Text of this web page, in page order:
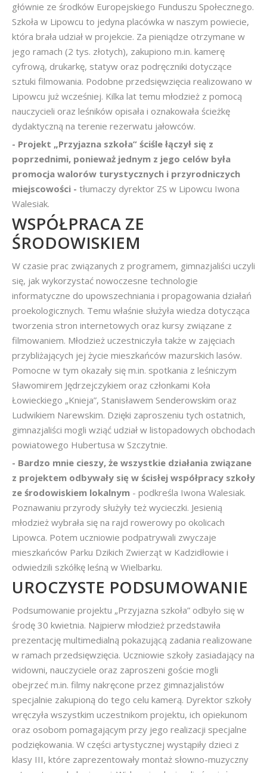
głównie ze środków Europejskiego Funduszu Społecznego.
Szkoła w Lipowcu to jedyna placówka w naszym powiecie,
która brała udział w projekcie. Za pieniądze otrzymane w
jego ramach (2 tys. złotych), zakupiono m.in. kamerę
cyfrową, drukarkę, statyw oraz podręczniki dotyczące
sztuki filmowania. Podobne przedsięwzięcia realizowano w
Lipowcu już wcześniej. Kilka lat temu młodzież z pomocą
nauczycieli oraz leśników opisała i oznakowała ścieżkę
dydaktyczną na terenie rezerwatu jałowców.
- Projekt „Przyjazna szkoła” ściśle łączył się z
poprzednimi, ponieważ jednym z jego celów była
promocja walorów turystycznych i przyrodniczych
miejscowości - tłumaczy dyrektor ZS w Lipowcu Iwona
Walesiak.
WSPÓŁPRACA ZE
ŚRODOWISKIEM
W czasie prac związanych z programem, gimnazjaliści uczyli
się, jak wykorzystać nowoczesne technologie
informatyczne do upowszechniania i propagowania działań
proekologicznych. Temu właśnie służyła wiedza dotycząca
tworzenia stron internetowych oraz kursy związane z
filmowaniem. Młodzież uczestniczyła także w zajęciach
przybliżających jej życie mieszkańców mazurskich lasów.
Pomocne w tym okazały się m.in. spotkania z leśniczym
Sławomirem Jędrzejczykiem oraz członkami Koła
Łowieckiego „Knieja”, Stanisławem Senderowskim oraz
Ludwikiem Narewskim. Dzięki zaproszeniu tych ostatnich,
gimnazjaliści mogli wziąć udział w listopadowych obchodach
powiatowego Hubertusa w Szczytnie.
- Bardzo mnie cieszy, że wszystkie działania związane
z projektem odbywały się w ścisłej współpracy szkoły
ze środowiskiem lokalnym - podkreśla Iwona Walesiak.
Poznawaniu przyrody służyły też wycieczki. Jesienią
młodzież wybrała się na rajd rowerowy po okolicach
Lipowca. Potem uczniowie podpatrywali zwyczaje
mieszkańców Parku Dzikich Zwierząt w Kadzidłowie i
odwiedzili szkółkę leśną w Wielbarku.
UROCZYSTE PODSUMOWANIE
Podsumowanie projektu „Przyjazna szkoła” odbyło się w
środę 30 kwietnia. Najpierw młodzież przedstawiła
prezentację multimedialną pokazującą zadania realizowane
w ramach przedsięwzięcia. Uczniowie szkoły zasiadający na
widowni, nauczyciele oraz zaproszeni goście mogli
obejrzeć m.in. filmy nakręcone przez gimnazjalistów
specjalnie zakupioną do tego celu kamerą. Dyrektor szkoły
wręczyła wszystkim uczestnikom projektu, ich opiekunom
oraz osobom pomagającym przy jego realizacji specjalne
podziękowania. W części artystycznej wystąpiły dzieci z
klasy III, które zaprezentowały montaż słowno-muzyczny